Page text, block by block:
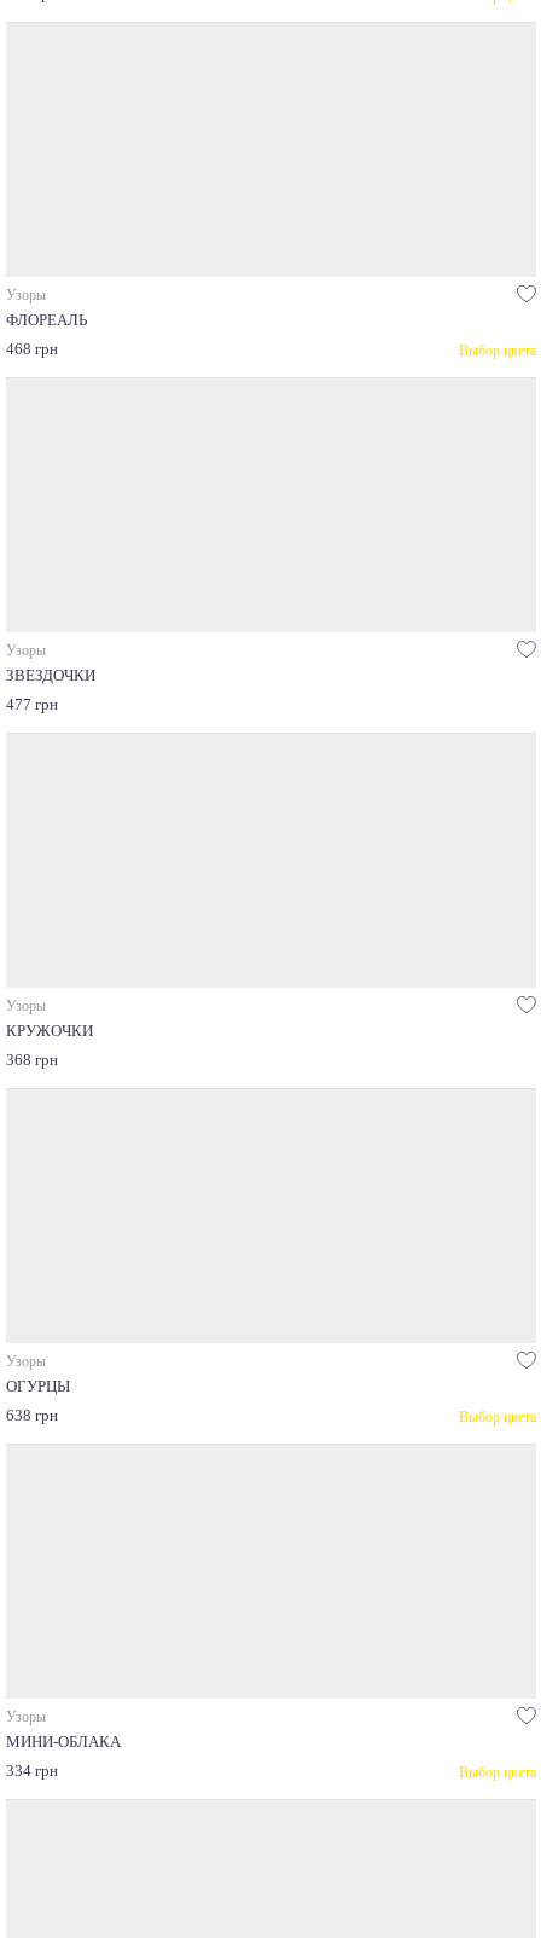
Узоры
ФЛОРЕАЛЬ
468 грн
Выбор цвета
Узоры
ЗВЕЗДОЧКИ
477 грн
Узоры
КРУЖОЧКИ
368 грн
Узоры
ОГУРЦЫ
638 грн
Выбор цвета
Узоры
МИНИ-ОБЛАКА
334 грн
Выбор цвета